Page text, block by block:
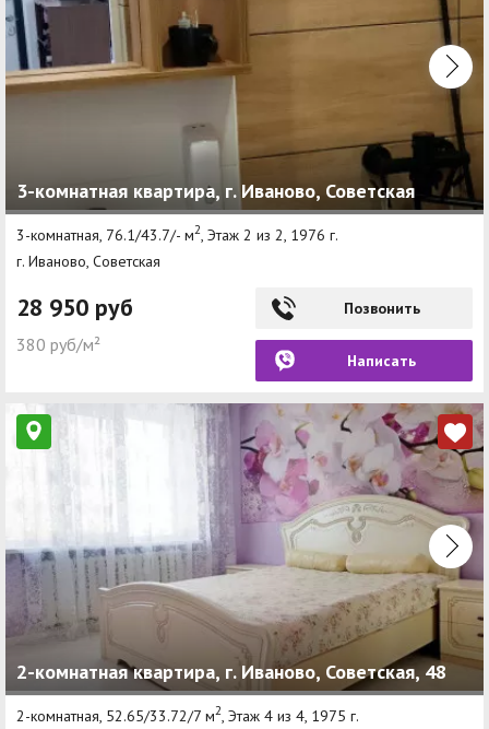
3-комнатная квартира, г. Иваново, Советская
3-комнатная, 76.1/43.7/- м2, Этаж 2 из 2, 1976 г.
г. Иваново, Советская
28 950 руб
380 руб/м²
Позвонить
Написать
2-комнатная квартира, г. Иваново, Советская, 48
2-комнатная, 52.65/33.72/7 м2 , Этаж 4 из 4, 1975 г.